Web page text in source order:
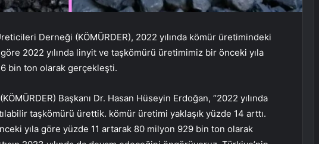
Derneği (KÖMÜRDER), 2022 yılında kömür üretimindeki
2022 yılında linyit ve taşkömürü üretimimiz bir önceki yıla
bin ton olarak gerçekleşti.
Başkanı Dr. Hasan Hüseyin Erdoğan, “2022 yılında
taşkömürü ürettik. kömür üretimi yaklaşık yüzde 14 arttı.
yıla göre yüzde 11 artarak 80 milyon 929 bin ton olarak